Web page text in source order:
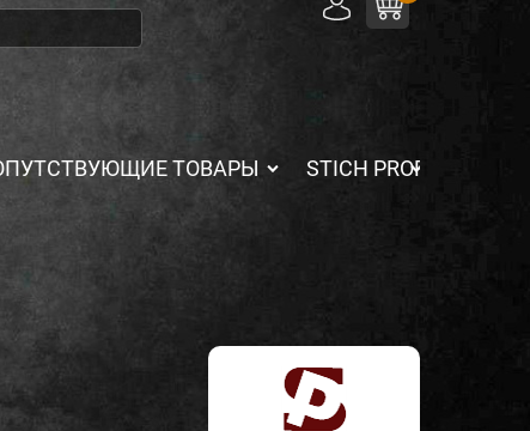
ТОВАРЫ STICH PROFI